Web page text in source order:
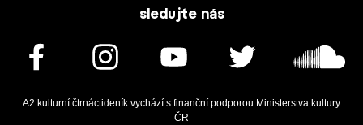
sledujte nás
A2 kulturní čtrnáctideník vychází s finanční podporou Ministerstva kultury
ČR